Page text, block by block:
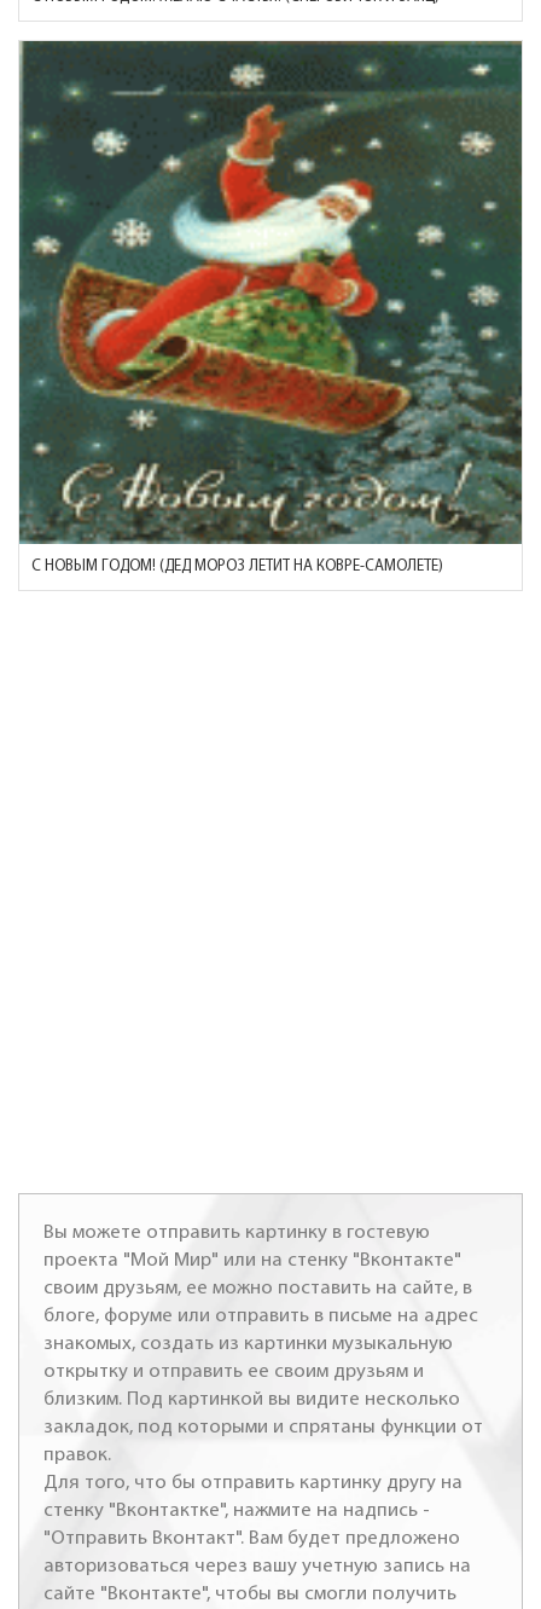
С НОВЫМ ГОДОМ! (ДЕД МОРОЗ ЛЕТИТ НА КОВРЕ-САМОЛЕТЕ)
Вы можете отправить картинку в гостевую
проекта "Мой Мир" или на стенку "Вконтакте"
своим друзьям, ее можно поставить на сайте, в
блоге, форуме или отправить в письме на адрес
знакомых, создать из картинки музыкальную
открытку и отправить ее своим друзьям и
близким. Под картинкой вы видите несколько
закладок, под которыми и спрятаны функции от
правок.
Для того, что бы отправить картинку другу на
стенку "Вконтактке", нажмите на надпись -
"Отправить Вконтакт". Вам будет предложено
авторизоваться через вашу учетную запись на
сайте "Вконтакте", чтобы вы смогли получить